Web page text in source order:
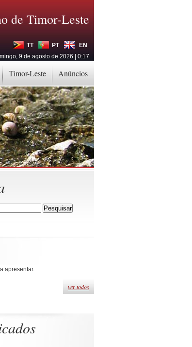
Timor-Leste Anúncios
de Timor-Leste
TT PT
EN
9 de agosto de 2026 | 0:17
apresentar.
ver todos